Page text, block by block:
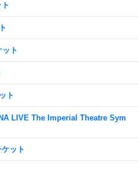
ト
ト
LIVE The Imperial Theatre Sym
ット